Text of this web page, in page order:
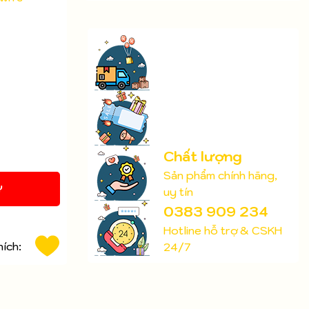
Chất lượng
Sản phẩm chính hãng,
uy tín
0383 909 234
Hotline hỗ trợ & CSKH
24/7